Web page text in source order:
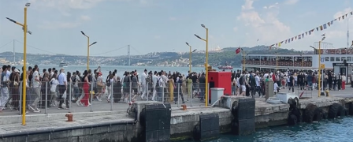
Kurban Bayramı'nın ikinci gününde sıcak
havayı fırsat bilenler adalara gitmek için
iskelelere akın etti. Bostancı, Maltepe ve
Kabataş Adalar İskelesinde sabah
saatlerinden itibaren uzun kuyruklar oluştu.